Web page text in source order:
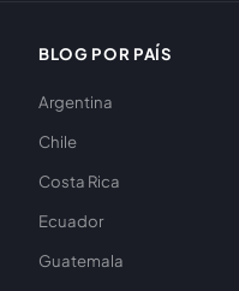
BLOG POR PAÍS
Argentina
Chile
Costa Rica
Ecuador
Guatemala